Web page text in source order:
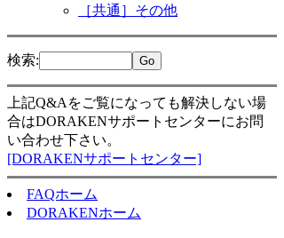
［共通］その他
検索:
上記Q&Aをご覧になっても解決しない場
合はDORAKENサポートセンターにお問
い合わせ下さい。
[DORAKENサポートセンター]
FAQホーム
DORAKENホーム